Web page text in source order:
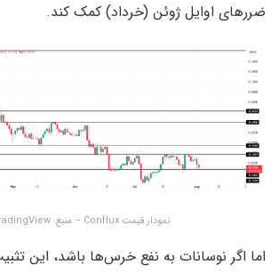
ضررهای اوایل ژوئن (خرداد) کمک کند.
نمودار قیمت Conflux – منبع: TradingView
اما اگر نوسانات به نفع خرس‌ها باشد، این